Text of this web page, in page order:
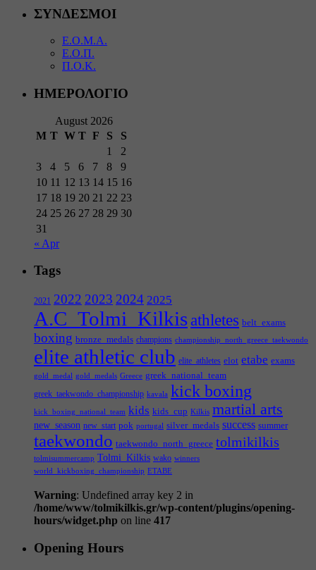
ΣΥΝΔΕΣΜΟΙ
Ε.Ο.Μ.Α.
Ε.Ο.Π.
Π.Ο.Κ.
ΗΜΕΡΟΛΟΓΙΟ
August 2026
M T W T F S
S
1
2
3
4 5 6 7 8
9
10 11 12 13 14 15 16
17 18 19 20 21 22 23
24 25 26 27 28 29 30
31
« Apr
Tags
2021 2022 2023 2024 2025
A.C_Tolmi_Kilkis athletes belt_exams
boxing bronze_medals champions championship_north_greece_taekwondo
elite athletic club elite_athletes elot etabe exams
gold_medal gold_medals Greece greek_national_team
greek_taekwondo_championship kavala kick boxing
kick_boxing_national_team kids kids_cup Kilkis martial arts
new_season new_start pok portugal silver_medals success summer
taekwondo taekwondo_north_greece tolmikilkis
tolmisummercamp Tolmi_Kilkis wako winners
world_kickboxing_championship ΕΤΑΒΕ
Warning: Undefined array key 2 in
/home/www/tolmikilkis.gr/wp-content/plugins/opening-
hours/widget.php on line 417
Opening Hours